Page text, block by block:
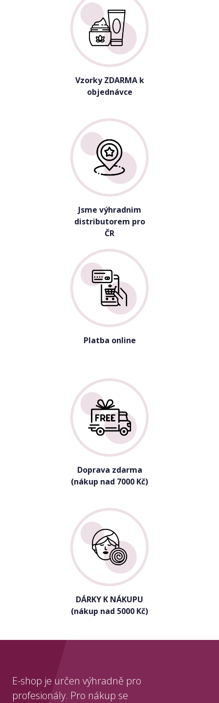
Vzorky ZDARMA k
objednávce
Jsme výhradnim
distributorem pro
ČR
Platba online
Doprava zdarma
(nákup nad 7000 Kč)
DÁRKY K NÁKUPU
(nákup nad 5000 Kč)
E-shop je určen výhradně pro
profesionály. Pro nákup se